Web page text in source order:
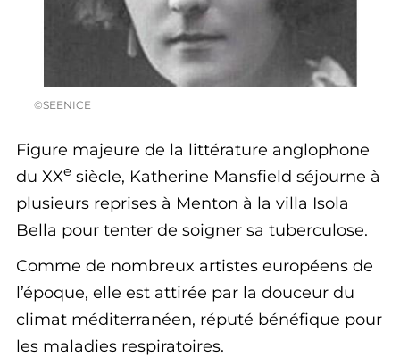
©SEENICE
Figure majeure de la littérature anglophone
du XXe siècle, Katherine Mansfield séjourne à
plusieurs reprises à Menton à la villa Isola
Bella pour tenter de soigner sa tuberculose.
Comme de nombreux artistes européens de
l’époque, elle est attirée par la douceur du
climat méditerranéen, réputé bénéfique pour
les maladies respiratoires.